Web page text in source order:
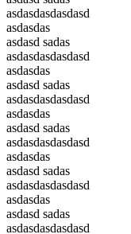
asdasdasdasdasd
asdasdas
asdasd sadas
asdasdasdasdasd
asdasdas
asdasd sadas
asdasdasdasdasd
asdasdas
asdasd sadas
asdasdasdasdasd
asdasdas
asdasd sadas
asdasdasdasdasd
asdasdas
asdasd sadas
asdasdasdasdasd